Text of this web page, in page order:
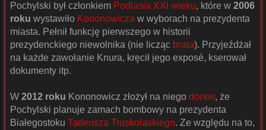
Pochylski był członkiem Podlasia XXI wieku, które w 2006
roku wystawiło Kononowicza w wyborach na prezydenta
miasta. Pełnił funkcję pierwszego w historii
prezydenckiego niewolnika (nie licząc brata). Przyjeźdżał
na każde zawołanie Knura, kręcił jego exposé, kserował
dokumenty itp.
W 2012 roku Kononowicz złożył na niego donos, że
Pochylski planuje zamach bombowy na prezydenta
Białegostoku Tadeusza Truskolaskiego. Ze względu na to,